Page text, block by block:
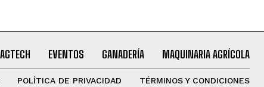
AGTECH EVENTOS GANADERÍA MAQUINARIA AGRÍCOLA
POLÍTICA DE PRIVACIDAD TÉRMINOS Y CONDICIONES